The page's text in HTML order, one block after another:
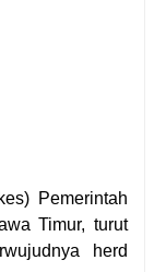
Pemerintah
Timur, turut
herd